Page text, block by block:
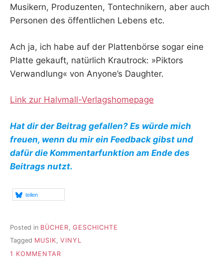
Musikern, Produzenten, Tontechnikern, aber auch
Personen des öffentlichen Lebens etc.
Ach ja, ich habe auf der Plattenbörse sogar eine
Platte gekauft, natürlich Krautrock: »Piktors
Verwandlung« von Anyone’s Daughter.
Link zur Halvmall-Verlagshomepage
Hat dir der Beitrag gefallen? Es würde mich
freuen, wenn du mir ein Feedback gibst und
dafür die Kommentarfunktion am Ende des
Beitrags nutzt.
teilen
Posted in BÜCHER GESCHICHTE
Tagged MUSIK, VINYL
1 KOMMENTAR